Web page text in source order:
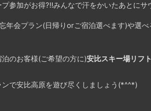
参加がお得?‼️みんなで汗をかいたあとにサ
年会プラン(日帰りorご宿泊選べます)や選
のお客様(ご希望の方に)安比スキー場リフ
で安比高原を遊び尽くしましょう(*^^*)